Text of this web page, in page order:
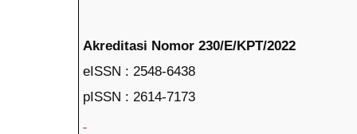
Akreditasi Nomor 230/E/KPT/2022
eISSN : 2548-6438
pISSN : 2614-